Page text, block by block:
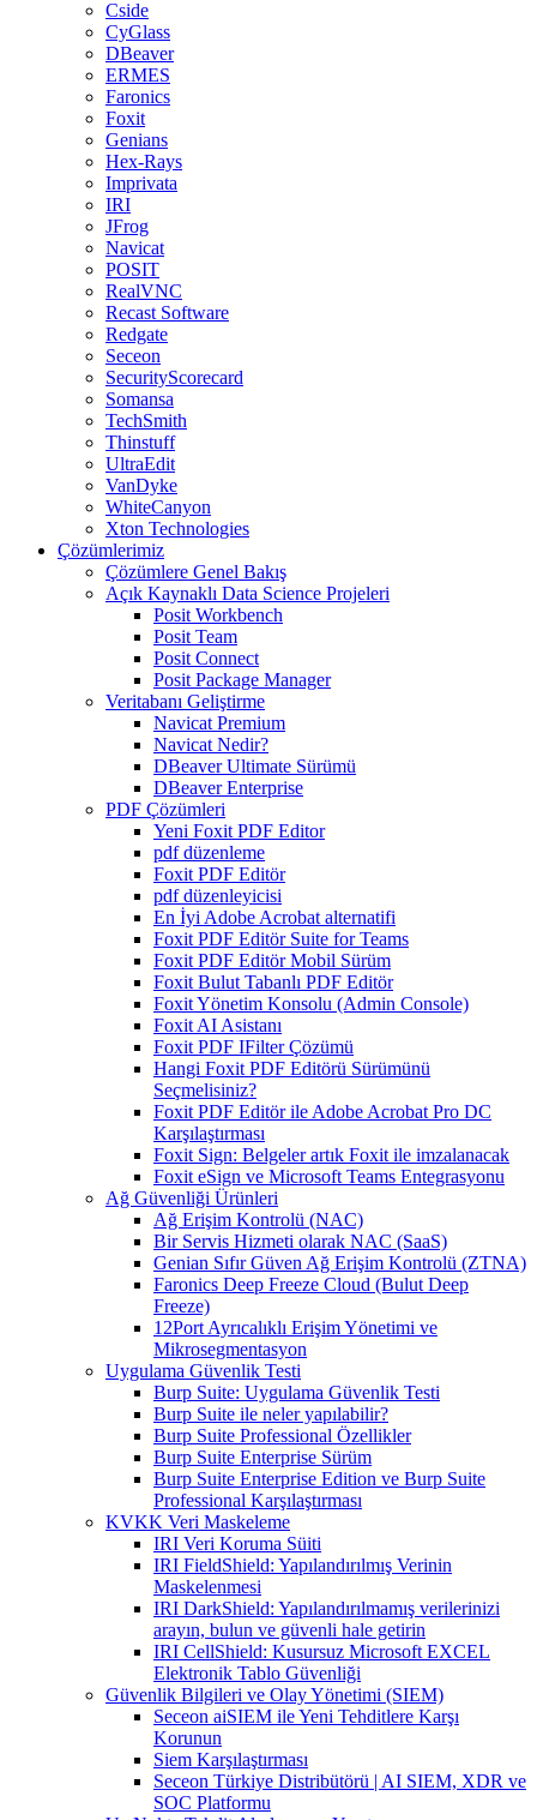
Cside
CyGlass
DBeaver
ERMES
Faronics
Foxit
Genians
Hex-Rays
Imprivata
IRI
JFrog
Navicat
POSIT
RealVNC
Recast Software
Redgate
Seceon
SecurityScorecard
Somansa
TechSmith
Thinstuff
UltraEdit
VanDyke
WhiteCanyon
Xton Technologies
Çözümlerimiz
Çözümlere Genel Bakış
Açık Kaynaklı Data Science Projeleri
Posit Workbench
Posit Team
Posit Connect
Posit Package Manager
Veritabanı Geliştirme
Navicat Premium
Navicat Nedir?
DBeaver Ultimate Sürümü
DBeaver Enterprise
PDF Çözümleri
Yeni Foxit PDF Editor
pdf düzenleme
Foxit PDF Editör
pdf düzenleyicisi
En İyi Adobe Acrobat alternatifi
Foxit PDF Editör Suite for Teams
Foxit PDF Editör Mobil Sürüm
Foxit Bulut Tabanlı PDF Editör
Foxit Yönetim Konsolu (Admin Console)
Foxit AI Asistanı
Foxit PDF IFilter Çözümü
Hangi Foxit PDF Editörü Sürümünü
Seçmelisiniz?
Foxit PDF Editör ile Adobe Acrobat Pro DC
Karşılaştırması
Foxit Sign: Belgeler artık Foxit ile imzalanacak
Foxit eSign ve Microsoft Teams Entegrasyonu
Ağ Güvenliği Ürünleri
Ağ Erişim Kontrolü (NAC)
Bir Servis Hizmeti olarak NAC (SaaS)
Genian Sıfır Güven Ağ Erişim Kontrolü (ZTNA)
Faronics Deep Freeze Cloud (Bulut Deep
Freeze)
12Port Ayrıcalıklı Erişim Yönetimi ve
Mikrosegmentasyon
Uygulama Güvenlik Testi
Burp Suite: Uygulama Güvenlik Testi
Burp Suite ile neler yapılabilir?
Burp Suite Professional Özellikler
Burp Suite Enterprise Sürüm
Burp Suite Enterprise Edition ve Burp Suite
Professional Karşılaştırması
KVKK Veri Maskeleme
IRI Veri Koruma Süiti
IRI FieldShield: Yapılandırılmış Verinin
Maskelenmesi
IRI DarkShield: Yapılandırılmamış verilerinizi
arayın, bulun ve güvenli hale getirin
IRI CellShield: Kusursuz Microsoft EXCEL
Elektronik Tablo Güvenliği
Güvenlik Bilgileri ve Olay Yönetimi (SIEM)
Seceon aiSIEM ile Yeni Tehditlere Karşı
Korunun
Siem Karşılaştırması
Seceon Türkiye Distribütörü | AI SIEM, XDR ve
SOC Platformu